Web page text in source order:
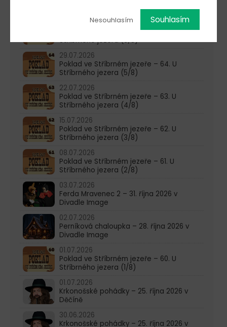
05.08.2026
Poklad ve Stříbrném jezeře – 65. U
Stříbrného jezera (6/8)
29.07.2026
Poklad ve Stříbrném jezeře – 64. U
Stříbrného jezera (5/8)
22.07.2026
Poklad ve Stříbrném jezeře – 63. U
Stříbrného jezera (4/8)
15.07.2026
Poklad ve Stříbrném jezeře – 62. U
Stříbrného jezera (3/8)
08.07.2026
Poklad ve Stříbrném jezeře – 61. U
Stříbrného jezera (2/8)
03.07.2026
Ferda Mravenec 2 – 31. října 2026 v
Divadle Image
02.07.2026
Perníková chaloupka – 28. října 2026 v
Divadle Image
01.07.2026
Poklad ve Stříbrném jezeře – 60. U
Stříbrného jezera (1/8)
01.07.2026
Krkonošské pohádky – 25. října 2026 v
Děčíně
30.06.2026
Krkonošské pohádky – 25. října 2026 v
Nesouhlasím Souhlasím